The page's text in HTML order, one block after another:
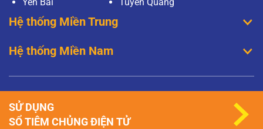
Yên Bái
Tuyên Quang
Hệ thống Miền Trung
Hệ thống Miền Nam
SỬ DỤNG
SỔ TIÊM CHỦNG ĐIỆN TỬ